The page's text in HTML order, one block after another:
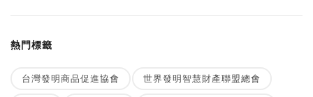
熱門標籤
台灣發明商品促進協會 世界發明智慧財產聯盟總會